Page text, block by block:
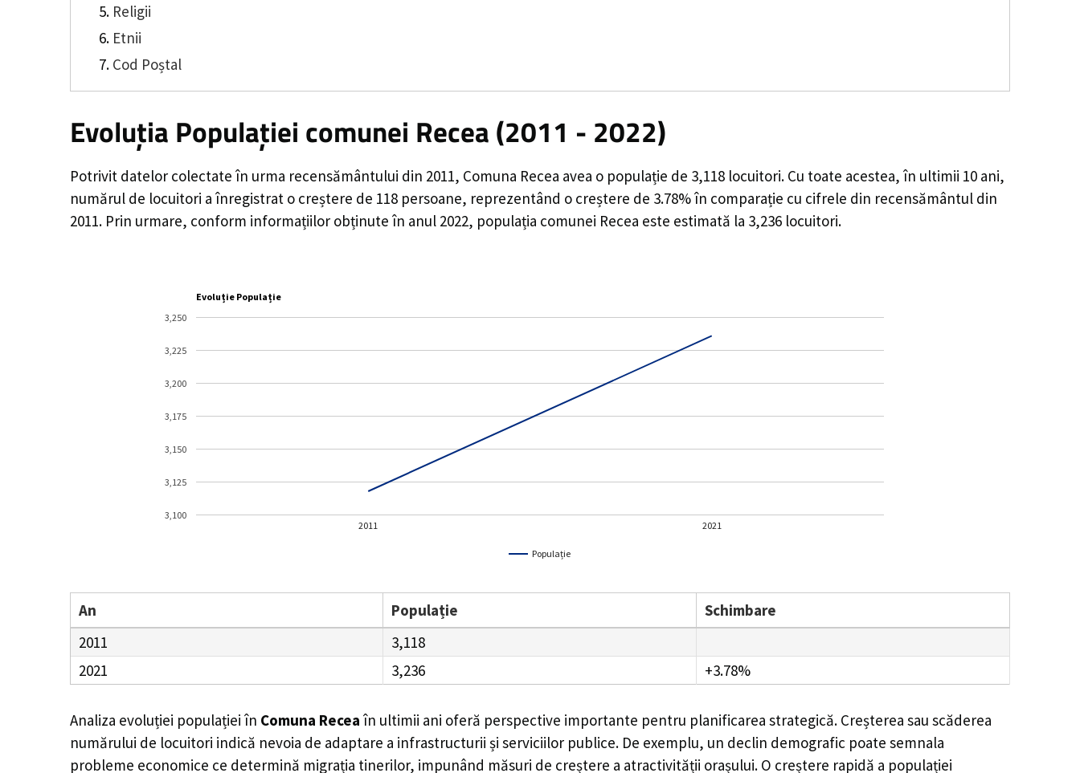
Religii
Etnii
Cod Poștal
Evoluția Populației comunei Recea (2011 - 2022)
Potrivit datelor colectate în urma recensământului din 2011, Comuna Recea avea o populație de 3,118 locuitori. Cu toate acestea, în ultimii 10 ani,
numărul de locuitori a înregistrat o creștere de 118 persoane, reprezentând o creștere de 3.78%în comparație cu cifrele din recensământul din
2011. Prin urmare, conform informațiilor obținute în anul 2022, populația comunei Recea este estimată la 3,236 locuitori.
Evoluție Populație
Populație
2011 2021
3,100
3,125
3,150
3,175
3,200
3,225
3,250
An Populație
Schimbare
2011
3,118
2021
3,236 +3.78%
Analiza evoluției populației în Comuna Recea în ultimii ani oferă perspective importante pentru planificarea strategică. Creșterea sau scăderea
numărului de locuitori indică nevoia de adaptare a infrastructurii și serviciilor publice. De exemplu, un declin demografic poate semnala
probleme economice ce determină migrația tinerilor, impunând măsuri de creștere a atractivității orașului. O creștere rapidă a populației